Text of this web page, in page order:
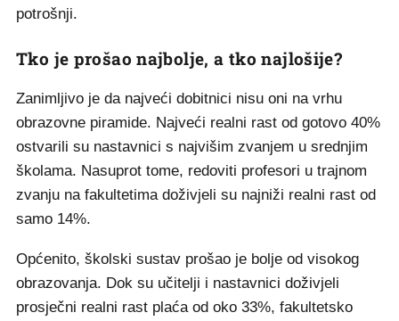
potrošnji.
Tko je prošao najbolje, a tko najlošije?
Zanimljivo je da najveći dobitnici nisu oni na vrhu
obrazovne piramide. Najveći realni rast od gotovo 40%
ostvarili su nastavnici s najvišim zvanjem u srednjim
školama. Nasuprot tome, redoviti profesori u trajnom
zvanju na fakultetima doživjeli su najniži realni rast od
samo 14%.
Općenito, školski sustav prošao je bolje od visokog
obrazovanja. Dok su učitelji i nastavnici doživjeli
prosječni realni rast plaća od oko 33%, fakultetsko